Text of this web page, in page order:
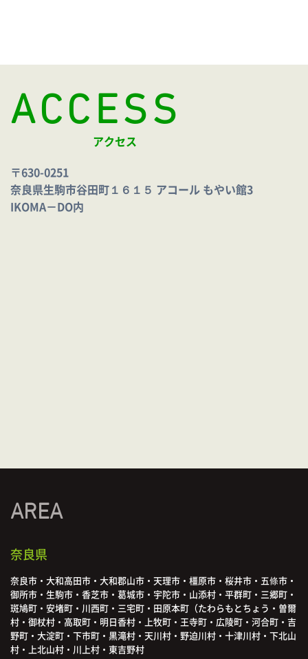
ACCESS
アクセス
〒630-0251
奈良県生駒市谷田町１６１５ アコール もやい館3
IKOMA－DO内
AREA
奈良県
奈良市・大和高田市・大和郡山市・天理市・橿原市・桜井市・五條市・
御所市・生駒市・香芝市・葛城市・宇陀市・山添村・平群町・三郷町・
斑鳩町・安堵町・川西町・三宅町・田原本町（たわらもとちょう・曽爾
村・御杖村・高取町・明日香村・上牧町・王寺町・広陵町・河合町・吉
野町・大淀町・下市町・黒滝村・天川村・野迫川村・十津川村・下北山
村・上北山村・川上村・東吉野村